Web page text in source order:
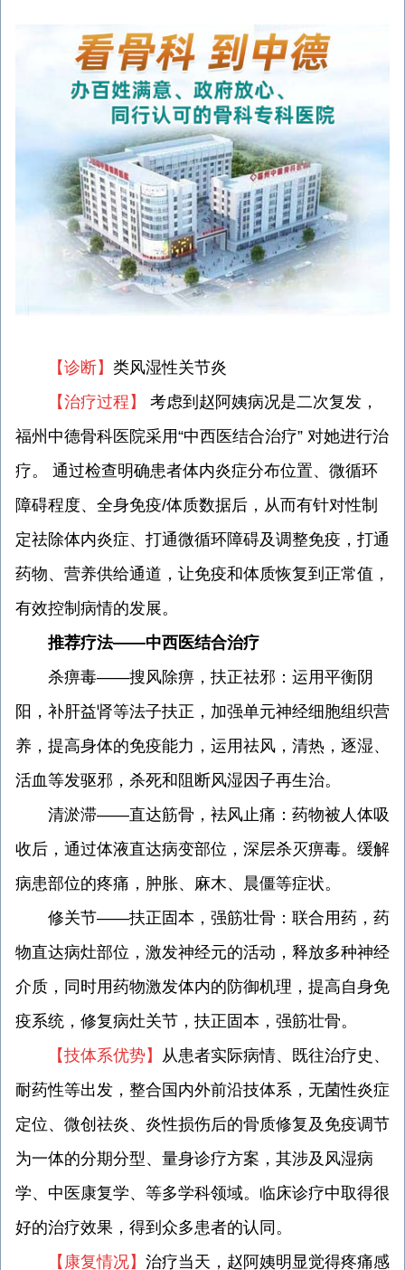
【诊断】 类风湿性关节炎
【治疗过程】 考虑到赵阿姨病况是二次复发，
福州中德骨科医院采用“中西医结合治疗” 对她进行治
疗。 通过检查明确患者体内炎症分布位置、微循环
障碍程度、全身免疫/体质数据后，从而有针对性制
定祛除体内炎症、打通微循环障碍及调整免疫，打通
药物、营养供给通道，让免疫和体质恢复到正常值，
有效控制病情的发展。
推荐疗法——中西医结合治疗
杀痹毒——搜风除痹，扶正祛邪：运用平衡阴
阳，补肝益肾等法子扶正，加强单元神经细胞组织营
养，提高身体的免疫能力，运用祛风，清热，逐湿、
活血等发驱邪，杀死和阻断风湿因子再生治。
清淤滞——直达筋骨，袪风止痛：药物被人体吸
收后，通过体液直达病变部位，深层杀灭痹毒。缓解
病患部位的疼痛，肿胀、麻木、晨僵等症状。
修关节——扶正固本，强筋壮骨：联合用药，药
物直达病灶部位，激发神经元的活动，释放多种神经
介质，同时用药物激发体内的防御机理，提高自身免
疫系统，修复病灶关节，扶正固本，强筋壮骨。
【技体系优势】
从患者实际病情、既往治疗史、
耐药性等出发，整合国内外前沿技体系，无菌性炎症
定位、微创祛炎、炎性损伤后的骨质修复及免疫调节
为一体的分期分型、量身诊疗方案，其涉及风湿病
学、中医康复学、等多学科领域。临床诊疗中取得很
好的治疗效果，得到众多患者的认同。
【康复情况】 治疗当天，赵阿姨明显觉得疼痛感